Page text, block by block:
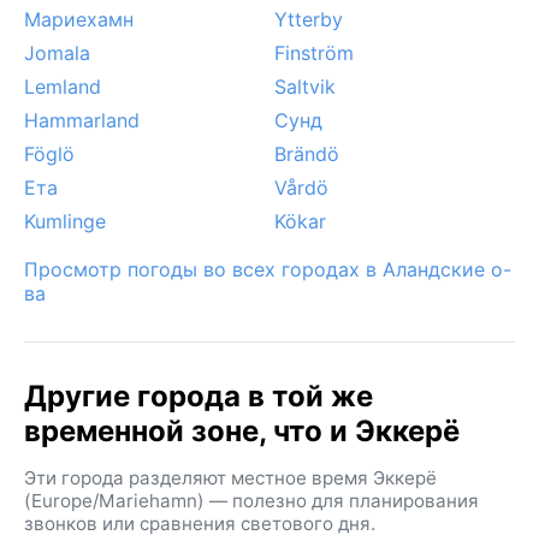
Мариехамн
Ytterby
Jomala
Finström
Lemland
Saltvik
Hammarland
Сунд
Föglö
Brändö
Ета
Vårdö
Kumlinge
Kökar
Просмотр погоды во всех городах в Аландские о-
ва
Другие города в той же
временной зоне, что и Эккерё
Эти города разделяют местное время Эккерё
(Europe/Mariehamn) — полезно для планирования
звонков или сравнения светового дня.